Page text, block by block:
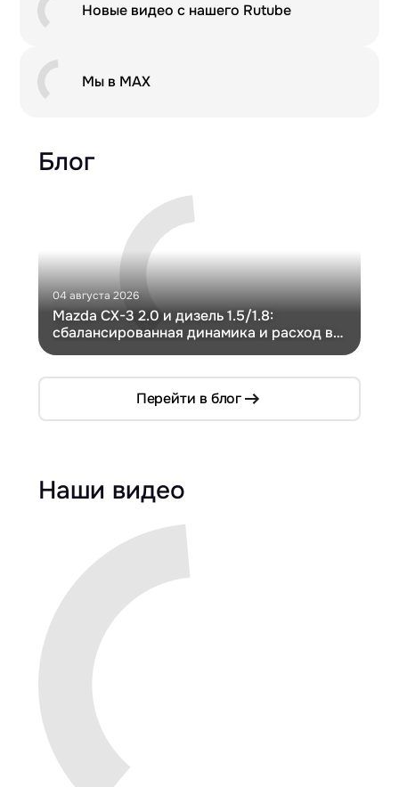
Новые видео с нашего Rutube
Мы в MAX
Блог
04 августа 2026
Mazda CX-3 2.0 и дизель 1.5/1.8:
сбалансированная динамика и расход в
Перейти в блог
Наши видео